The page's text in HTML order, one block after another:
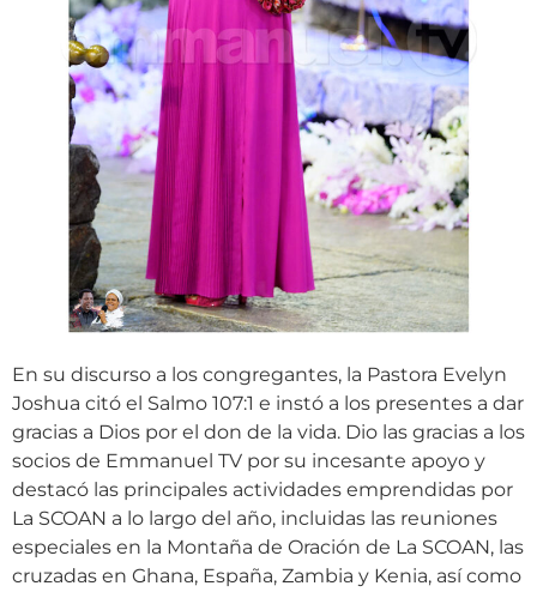
En su discurso a los congregantes, la Pastora Evelyn
Joshua citó el Salmo 107:1 e instó a los presentes a dar
gracias a Dios por el don de la vida. Dio las gracias a los
socios de Emmanuel TV por su incesante apoyo y
destacó las principales actividades emprendidas por
La SCOAN a lo largo del año, incluidas las reuniones
especiales en la Montaña de Oración de La SCOAN, las
cruzadas en Ghana, España, Zambia y Kenia, así como